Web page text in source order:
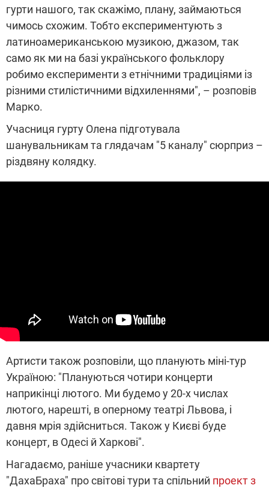
гурти нашого, так скажімо, плану, займаються
чимось схожим. Тобто експериментують з
латиноамериканською музикою, джазом, так
само як ми на базі українського фольклору
робимо експерименти з етнічними традиціями із
різними стилістичними відхиленнями", – розповів
Марко.
Учасниця гурту Олена підготувала
шанувальникам та глядачам "5 каналу" сюрприз –
різдвяну колядку.
Артисти також розповіли, що планують міні-тур
Україною: "Плануються чотири концерти
наприкінці лютого. Ми будемо у 20-х числах
лютого, нарешті, в оперному театрі Львова, і
давня мрія здійсниться. Також у Києві буде
концерт, в Одесі й Харкові".
Нагадаємо, раніше учасники квартету
"ДахаБраха" про світові тури та спільний проект з